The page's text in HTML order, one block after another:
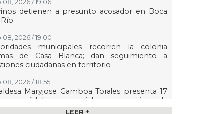
08, 2026 / 19:06
detienen a presunto acosador en Boca
08, 2026 / 19:00
municipales recorren la colonia
de Casa Blanca; dan seguimiento a
ciudadanas en territorio
08, 2026 / 18:55
Maryjose Gamboa Torales presenta 17
módulos comerciales para mejorar la
de las playas e impulsar la economía de
LEER +